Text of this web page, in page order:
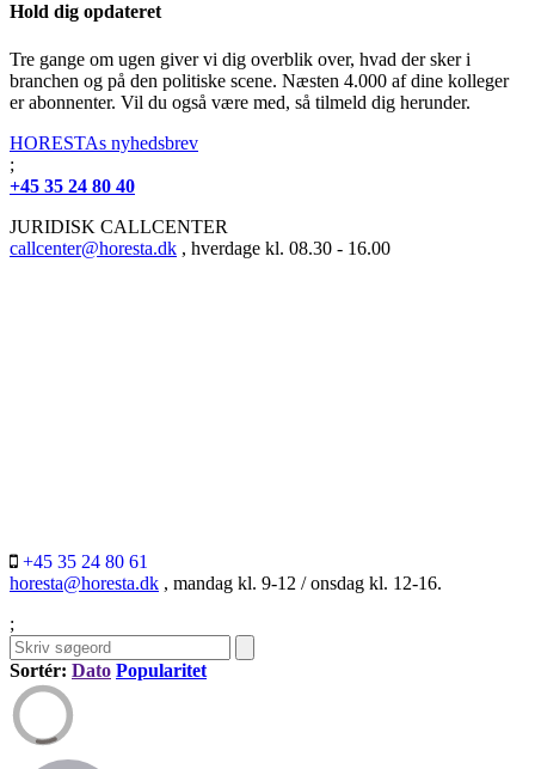
Hold dig opdateret
Tre gange om ugen giver vi dig overblik over, hvad der sker i
branchen og på den politiske scene. Næsten 4.000 af dine kolleger
er abonnenter. Vil du også være med, så tilmeld dig herunder.
HORESTAs nyhedsbrev
;
+45 35 24 80 40
JURIDISK CALLCENTER
callcenter@horesta.dk , hverdage kl. 08.30 - 16.00
+45 35 24 80 61
horesta@horesta.dk , mandag kl. 9-12 / onsdag kl. 12-16.
;
Sortér: Dato Popularitet